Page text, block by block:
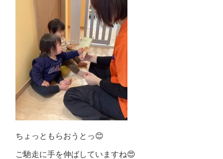
ちょっともらおうとっ😊
ご馳走に手を伸ばしていますね😍